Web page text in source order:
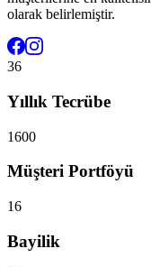
olarak belirlemiştir.
36
Yıllık Tecrübe
1600
Müşteri Portföyü
16
Bayilik